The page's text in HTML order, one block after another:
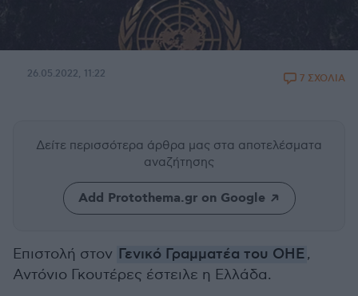
26.05.2022, 11:22 7 ΣΧΟΛΙΑ
Δείτε περισσότερα άρθρα μας στα αποτελέσματα
αναζήτησης
Add Protothema.gr on Google
Επιστολή στον Γενικό Γραμματέα του ΟΗΕ,
Αντόνιο Γκουτέρες έστειλε η Ελλάδα.